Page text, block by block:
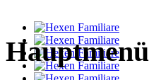
Hauptmenü